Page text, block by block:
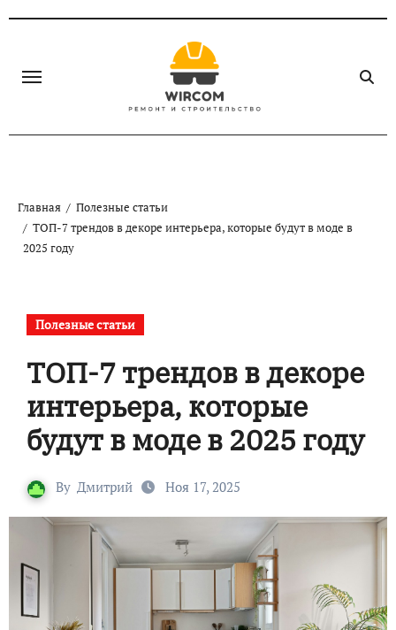
Главная
Полезные статьи
ТОП-7 трендов в декоре интерьера, которые будут в моде в
2025 году
Полезные статьи
ТОП-7 трендов в декоре
интерьера, которые
будут в моде в 2025 году
By Дмитрий Ноя 17, 2025